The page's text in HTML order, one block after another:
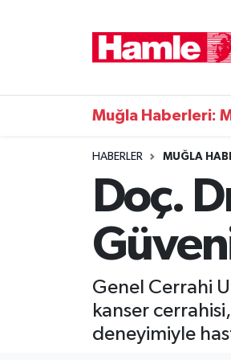
Muğla Haberleri:
HABERLER MUĞLA
Doç.
Genel Cerrahi
kanser
deneyimiyle
Muğla Haber
Muğla Nöbetçi Eczaneler
Muğla Trafik Yoğunluk
Süper Lig Puan Durumu ve
Son Dakika Haberleri